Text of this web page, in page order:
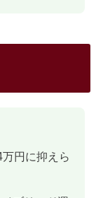
円に抑えら